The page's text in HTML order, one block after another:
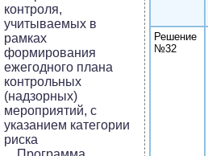
контроля,
учитываемых в
рамках
формирования
ежегодного плана
контрольных
(надзорных)
мероприятий, с
указанием категории
риска
Решение
№32